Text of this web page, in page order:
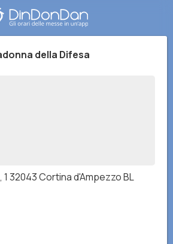
della Difesa
1 32043 Cortina d'Ampezzo BL